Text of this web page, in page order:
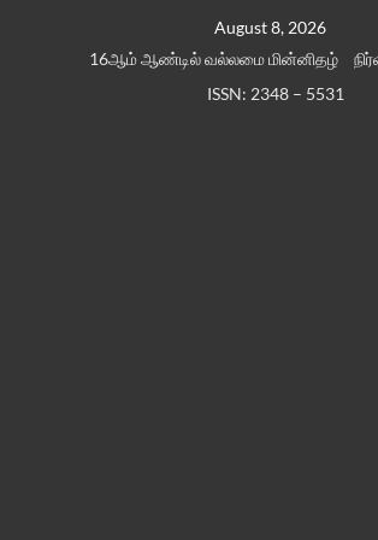
August 8, 2026
16ஆம் ஆண்டில் வல்லமை மின்னிதழ்
ISSN: 2348 – 5531